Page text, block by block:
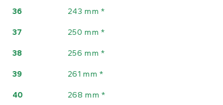
36 243 mm *
37 250 mm *
38 256 mm *
39 261 mm *
40 268 mm *